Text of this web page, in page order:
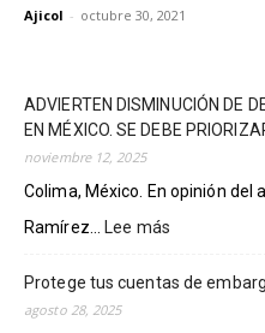
Ajicol - octubre 30, 2021
ADVIERTEN DISMINUCIÓN DE
EN MÉXICO. SE DEBE
noviembre 12, 2025
Colima, México. En opinión del
Ramírez... Lee más
Protege tus cuentas de
agosto 28, 2025